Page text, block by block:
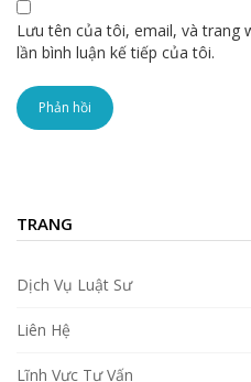
Lưu tên của tôi, email, và trang
lần bình luận kế tiếp của tôi.
TRANG
Dịch Vụ Luật Sư
Liên Hệ
Lĩnh Vực Tư Vấn